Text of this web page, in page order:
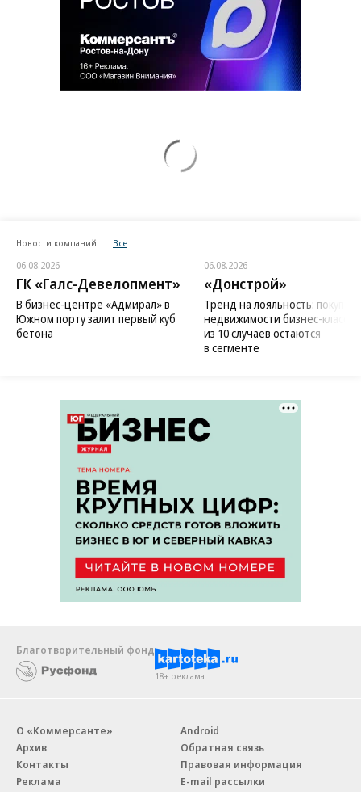
Новости компаний Все
06.08.2026
ГК «Галс-Девелопмент»
В бизнес-центре «Адмирал» в
Южном порту залит первый куб
бетона
06.08.2026
«Донстрой»
Тренд на лояльность:
недвижимости бизнес-класса
из 10 случаев остаются
в сегменте
Благотворительный фонд
18+ реклама
О «Коммерсанте»
Архив
Контакты
Реклама
Android
Обратная связь
Правовая информация
E-mail рассылки